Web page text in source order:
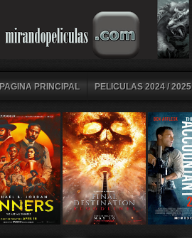
PAGINA PRINCIPAL PELICULAS 2024 / 2025